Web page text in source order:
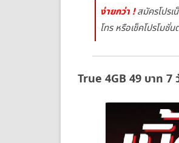
ง่ายกว่า ! สมัครโปร
โทร หรือเช็คโปรโมชั่
True 4GB 49 บาท 7